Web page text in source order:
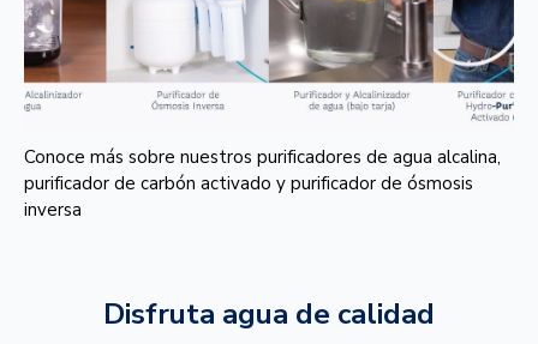
Conoce más sobre nuestros purificadores de agua alcalina,
purificador de carbón activado y purificador de ósmosis
inversa
Disfruta agua de calidad